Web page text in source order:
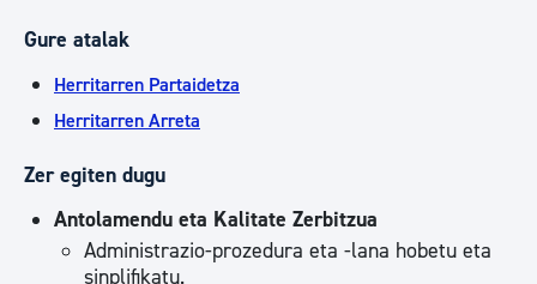
Gure atalak
Herritarren Partaidetza
Herritarren Arreta
Zer egiten dugu
Antolamendu eta Kalitate Zerbitzua
Administrazio-prozedura eta -lana hobetu eta
sinplifikatu.